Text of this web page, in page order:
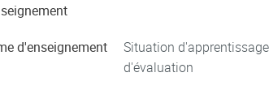
d'enseignement
Situation
d'évaluation